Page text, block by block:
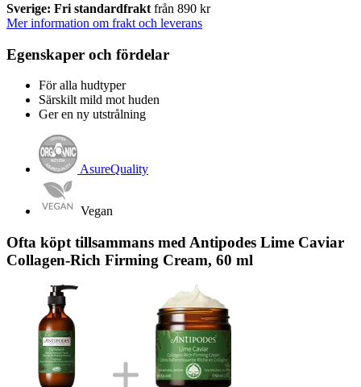
Sverige: Fri standardfrakt från 890 kr
Mer information om frakt och leverans
Egenskaper och fördelar
För alla hudtyper
Särskilt mild mot huden
Ger en ny utstrålning
AsureQuality
Vegan
Ofta köpt tillsammans med Antipodes Lime Caviar
Collagen-Rich Firming Cream, 60 ml